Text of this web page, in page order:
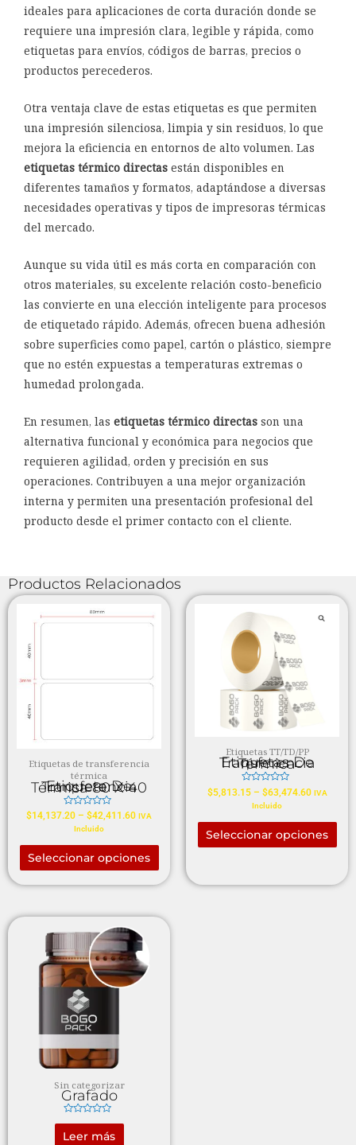
ideales para aplicaciones de corta duración donde se
requiere una impresión clara, legible y rápida, como
etiquetas para envíos, códigos de barras, precios o
productos perecederos.
Otra ventaja clave de estas etiquetas es que permiten
una impresión silenciosa, limpia y sin residuos, lo que
mejora la eficiencia en entornos de alto volumen. Las
etiquetas térmico directas están disponibles en
diferentes tamaños y formatos, adaptándose a diversas
necesidades operativas y tipos de impresoras térmicas
del mercado.
Aunque su vida útil es más corta en comparación con
otros materiales, su excelente relación costo-beneficio
las convierte en una elección inteligente para procesos
de etiquetado rápido. Además, ofrecen buena adhesión
sobre superficies como papel, cartón o plástico, siempre
que no estén expuestas a temperaturas extremas o
humedad prolongada.
En resumen, las etiquetas térmico directas son una
alternativa funcional y económica para negocios que
requieren agilidad, orden y precisión en sus
operaciones. Contribuyen a una mejor organización
interna y permiten una presentación profesional del
producto desde el primer contacto con el cliente.
Productos Relacionados
Etiquetas de transferencia
térmica
Etiqueta De Transferencia Térmica 80 X 40
Valorado
$14,137.20 – $42,411.60 IVA
Incluido
Seleccionar opciones
Etiquetas TT/TD/PP
Etiquetas De Transferencia Térmica
Valorado
en
5
$5,813.15 – $63,474.60 IVA
Incluido
Seleccionar opciones
Sin categorizar
Grafado
Valorado
en
0
Leer más